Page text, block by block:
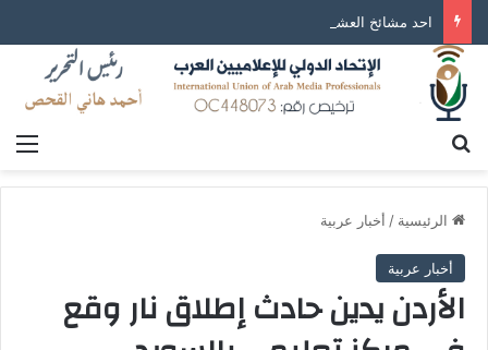
الرئيسية / أخبار عربية
أخبار عربية
الأردن يدين حادث إطلاق نار وقع